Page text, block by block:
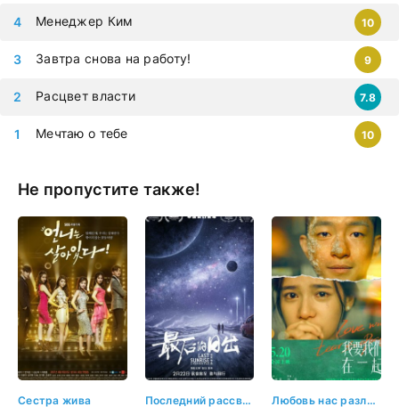
Мечтаю о тебе 10
Расцвет власти 7.8
Завтра снова на работу! 9
Менеджер Ким 10
Не пропустите также!
Сестра жива Последний рассвет Любовь нас разлучит